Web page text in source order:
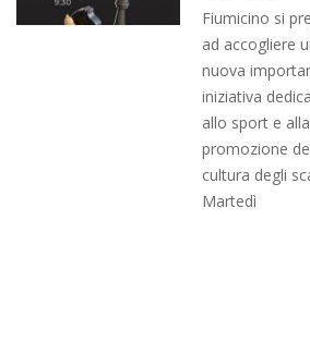
Fiumicino si
ad accogliere
nuova
iniziativa
allo sport e alla
promozione
cultura degli
Martedì